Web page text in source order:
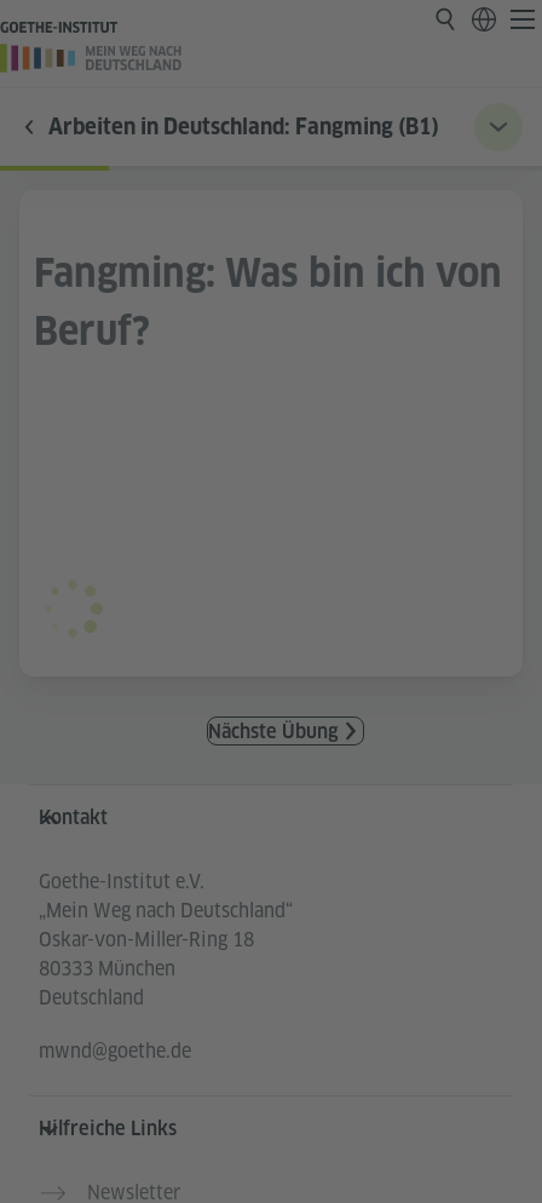
Arbeiten in Deutschland: Fangming (B1)
Fangming: Was bin ich von
Beruf?
Nächste Übung
Service- und Informationsbereich
Kontakt
Goethe-Institut e.V.
„Mein Weg nach Deutschland“
Oskar-von-Miller-Ring 18
80333 München
Deutschland
mwnd@goethe.de
Hilfreiche Links
Newsletter